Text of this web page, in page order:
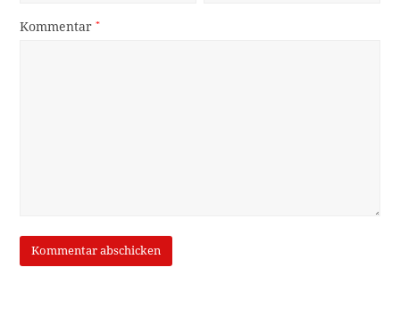
Kommentar*